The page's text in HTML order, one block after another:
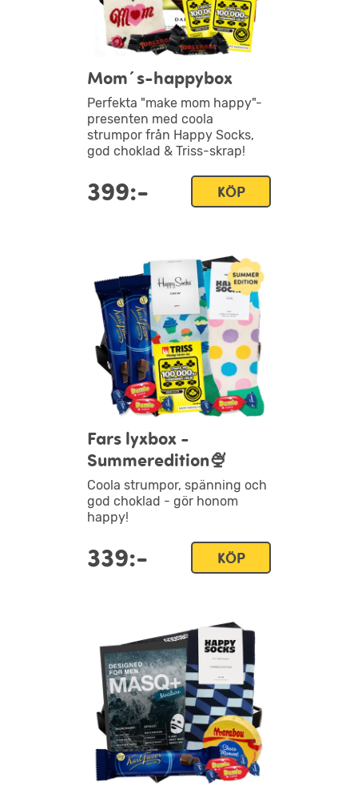
Mom´s-happybox
Perfekta "make mom happy"-
presenten med coola
strumpor från Happy Socks,
god choklad & Triss-skrap!
399:- KÖP
Fars lyxbox -
Summeredition🍨
Coola strumpor, spänning och
god choklad - gör honom
happy!
339:- KÖP